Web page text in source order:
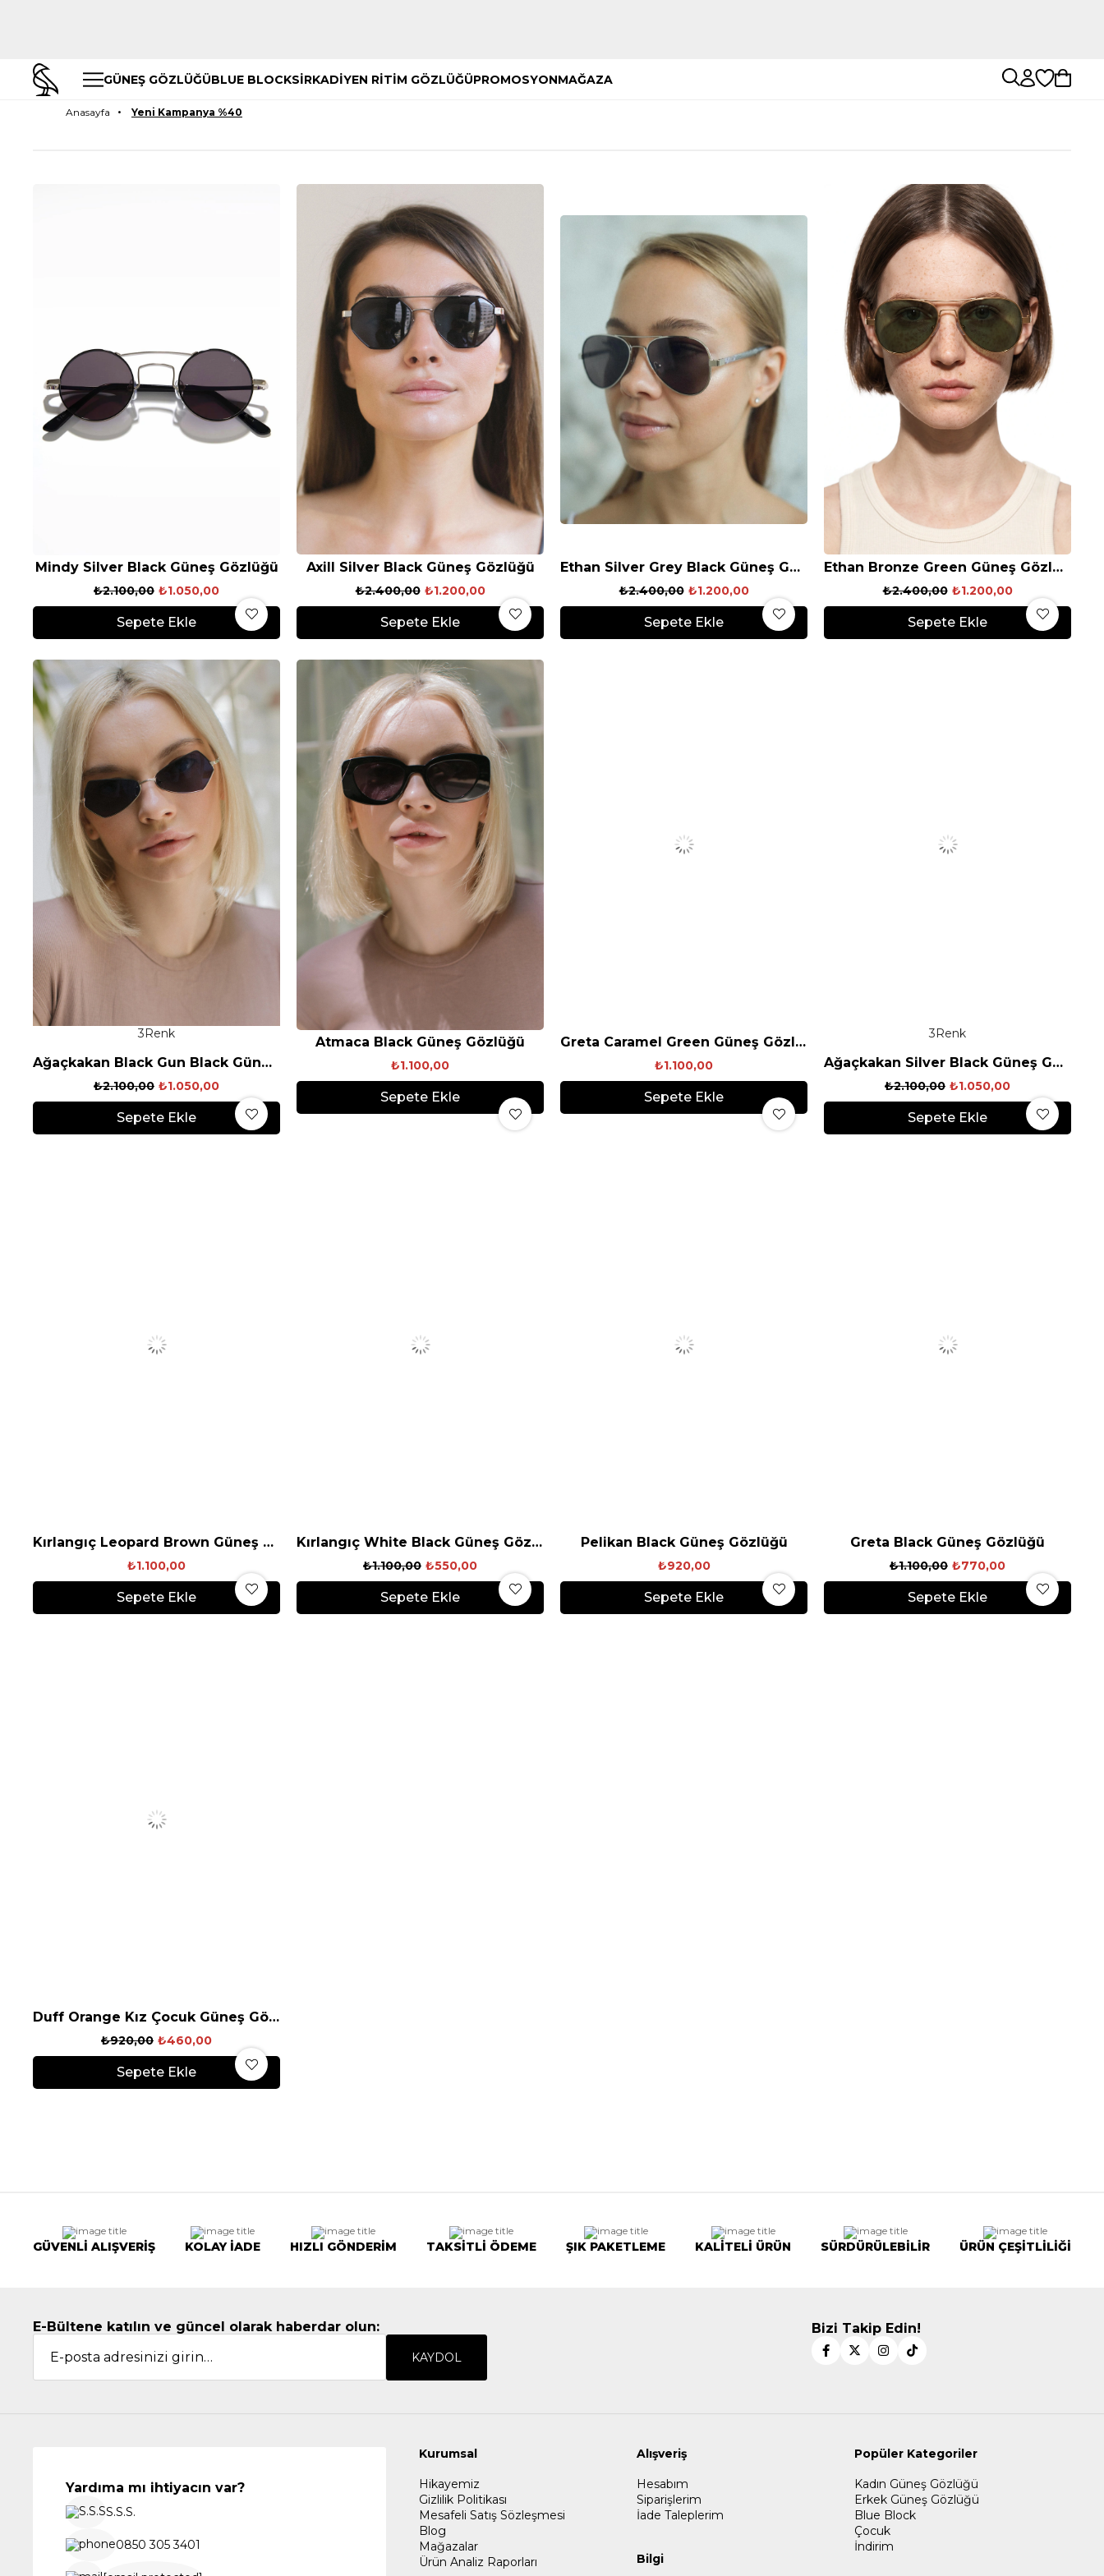
GÜNEŞ GÖZLÜĞÜBLUE BLOCKSİRKADİYEN RİTİM GÖZLÜĞÜPROMOSYONMAĞAZA
Anasayfa Yeni Kampanya %40
Mindy Silver Black Güneş Gözlüğü
₺1.050,00
₺2.100,00
Sepete Ekle
Axill Silver Black Güneş Gözlüğü
₺1.200,00
₺2.400,00
Sepete Ekle
Ethan Silver Grey Black Güneş Gözlüğü
₺1.200,00
₺2.400,00
Sepete Ekle
Ethan Bronze Green Güneş Gözlüğü
₺1.200,00
₺2.400,00
Sepete Ekle
3
Ağaçkakan Black Gun Black Güneş Gözlüğü
₺1.050,00
₺2.100,00
Sepete Ekle
Atmaca Black Güneş Gözlüğü
₺1.100,00
Sepete Ekle
Greta Caramel Green Güneş Gözlüğü
₺1.100,00
Sepete Ekle
3
Ağaçkakan Silver Black Güneş Gözlüğü
₺1.050,00
₺2.100,00
Sepete Ekle
Kırlangıç Leopard Brown Güneş Gözlüğü
₺1.100,00
Sepete Ekle
Kırlangıç White Black Güneş Gözlüğü
₺550,00
₺1.100,00
Sepete Ekle
Pelikan Black Güneş Gözlüğü
₺920,00
Sepete Ekle
Greta Black Güneş Gözlüğü
₺770,00
₺1.100,00
Sepete Ekle
Duff Orange Kız Çocuk Güneş Gözlüğü
₺460,00
₺920,00
Sepete Ekle
GÜVENLİ ALIŞVERİŞ KOLAY İADE HIZLI GÖNDERİM TAKSİTLİ ÖDEME ŞIK PAKETLEME KALİTELİ ÜRÜN SÜRDÜRÜLEBİLİR ÜRÜN ÇEŞİTLİLİĞİ
E-Bültene katılın ve güncel olarak haberdar olun:
KAYDOL
Bizi Takip Edin!
Yardıma mı ihtiyacın var?
S.S.S.
0850 305 3401
Kurumsal
Hikayemiz
Gizlilik Politikası
Mesafeli Satış Sözleşmesi
Blog
Mağazalar
Ürün Analiz Raporları
Alışveriş
Hesabım
Siparişlerim
İade Taleplerim
Bilgi
Popüler Kategoriler
Kadın Güneş Gözlüğü
Erkek Güneş Gözlüğü
Blue Block
Çocuk
İndirim